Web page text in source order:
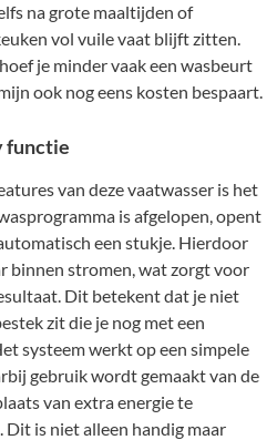
na grote maaltijden of
vol vuile vaat blijft zitten.
je minder vaak een wasbeurt
ook nog eens kosten bespaart.
functie
van deze vaatwasser is het
is afgelopen, opent
een stukje. Hierdoor
binnen stromen, wat zorgt voor
Dit betekent dat je niet
zit die je nog met een
systeem werkt op een simpele
gebruik wordt gemaakt van de
van extra energie te
is niet alleen handig maar